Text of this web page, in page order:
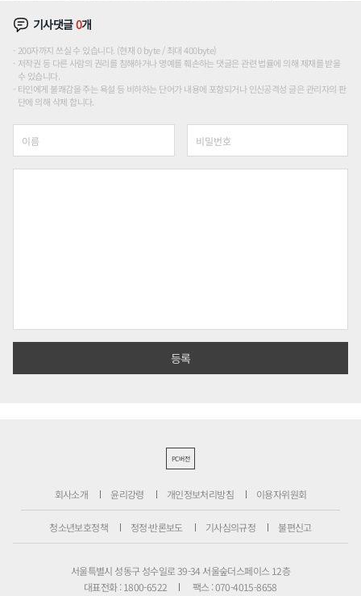
기사댓글0개
200자까지 쓰실 수 있습니다. (현재 0 byte / 최대 400byte)
저작권 등 다른 사람의 권리를 침해하거나 명예를 훼손하는 댓글은 관련 법률에 의해 제재를 받을
수 있습니다.
타인에게 불쾌감을 주는 욕설 등 비하하는 단어가 내용에 포함되거나 인신공격성 글은 관리자의 판
단에 의해 삭제 합니다.
PC버전
회사소개 윤리강령 개인정보처리방침 이용자위원회
청소년보호정책 정정·반론보도 기사심의규정 불편신고
서울특별시 성동구 성수일로 39-34 서울숲더스페이스 12층
대표전화 : 1800-6522
팩스 : 070-4015-8658